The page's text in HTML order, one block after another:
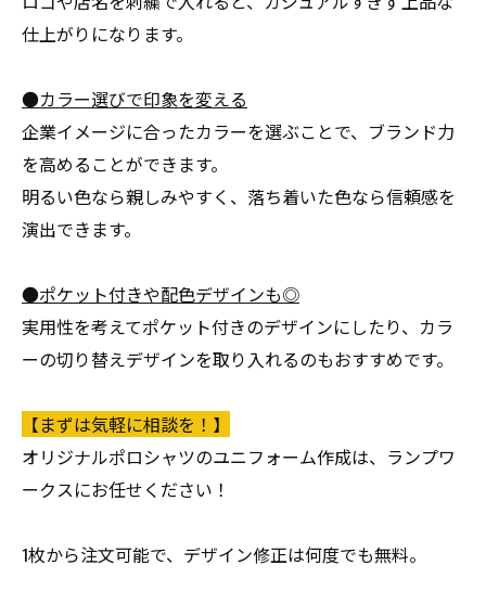
仕上がりになります。
●カラー選びで印象を変える
企業イメージに合ったカラーを選ぶことで、ブランド力
を高めることができます。
明るい色なら親しみやすく、落ち着いた色なら信頼感を
演出できます。
●ポケット付きや配色デザインも◎
実用性を考えてポケット付きのデザインにしたり、カラ
ーの切り替えデザインを取り入れるのもおすすめです。
【まずは気軽に相談を！】
オリジナルポロシャツのユニフォーム作成は、ランプワ
ークスにお任せください！
1枚から注文可能で、デザイン修正は何度でも無料。